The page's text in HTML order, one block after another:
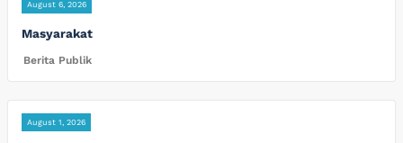
August 6, 2026
Masyarakat
Berita Publik
August 1, 2026